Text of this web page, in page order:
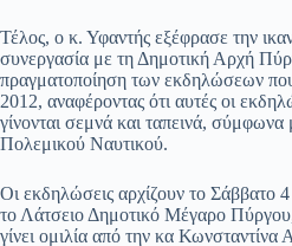
Τέλος, ο κ. Υφαντής εξέφρασε την
συνεργασία με τη Δημοτική Αρχή
πραγματοποίηση των εκδηλώσεων
2012, αναφέροντας ότι αυτές οι
γίνονται σεμνά και ταπεινά, σύμφωνα
Πολεμικού Ναυτικού.
Οι εκδηλώσεις αρχίζουν το Σάββατο
το Λάτσειο Δημοτικό Μέγαρο
γίνει ομιλία από την κα